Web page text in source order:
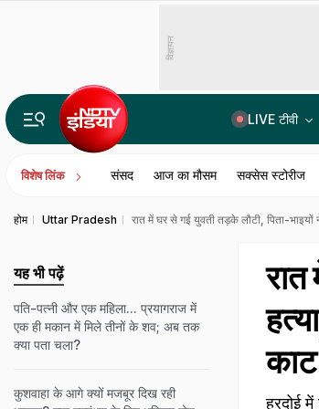
विज्ञापन
LIVE टीवी
विशेष लिंक संसद आज का मौसम सक्सेस स्टोरीज
होम Uttar Pradesh रात में घर से गई युवती तड़के लौटी, पिता-
काट
हरदोई
यह भी पढ़ें
पति-पत्नी और एक महिला... प्रयागराज में
एक ही मकान में मिले तीनों के शव; अब तक
क्या पता चला?
कुशवाहा के आगे क्यों मजबूर दिख रही